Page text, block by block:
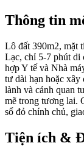
Thông tin
Lô đất 390m2, mặt
Lạc, chỉ 5-7 phút
hợp Y tế và Nhà
tư dài hạn hoặc
lành và cảnh quan
mẽ trong tương lai.
sổ đỏ chính chủ,
Tiện ích &